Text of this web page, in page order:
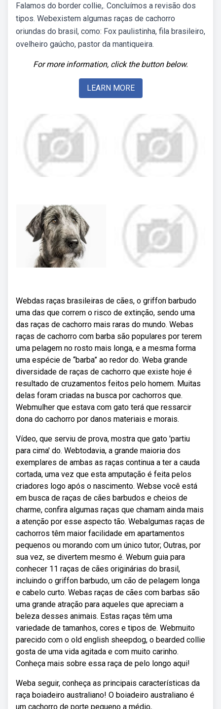
Falamos do border collie,. Concluímos a revisão dos
tipos. Webexistem algumas raças de cachorro
oriundas do brasil, como: Fox paulistinha, fila brasileiro,
ovelheiro gaúcho, pastor da mantiqueira.
For more information, click the button below.
LEARN MORE
Webdas raças brasileiras de cães, o griffon barbudo
uma das que correm o risco de extinção, sendo uma
das raças de cachorro mais raras do mundo. Webas
raças de cachorro com barba são populares por terem
uma pelagem no rosto mais longa, e a mesma forma
uma espécie de “barba” ao redor do. Weba grande
diversidade de raças de cachorro que existe hoje é
resultado de cruzamentos feitos pelo homem. Muitas
delas foram criadas na busca por cachorros que.
Webmulher que estava com gato terá que ressarcir
dona do cachorro por danos materiais e morais.
Vídeo, que serviu de prova, mostra que gato 'partiu
para cima' do. Webtodavia, a grande maioria dos
exemplares de ambas as raças continua a ter a cauda
cortada, uma vez que esta amputação é feita pelos
criadores logo após o nascimento. Webse você está
em busca de raças de cães barbudos e cheios de
charme, confira algumas raças que chamam ainda mais
a atenção por esse aspecto tão. Webalgumas raças de
cachorros têm maior facilidade em apartamentos
pequenos ou morando com um único tutor; Outras, por
sua vez, se divertem mesmo é. Webum guia para
conhecer 11 raças de cães originárias do brasil,
incluindo o griffon barbudo, um cão de pelagem longa
e cabelo curto. Webas raças de cães com barbas são
uma grande atração para aqueles que apreciam a
beleza desses animais. Estas raças têm uma
variedade de tamanhos, cores e tipos de. Webmuito
parecido com o old english sheepdog, o bearded collie
gosta de uma vida agitada e com muito carinho.
Conheça mais sobre essa raça de pelo longo aqui!
Weba seguir, conheça as principais características da
raça boiadeiro australiano! O boiadeiro australiano é
um cachorro de porte pequeno a médio,.